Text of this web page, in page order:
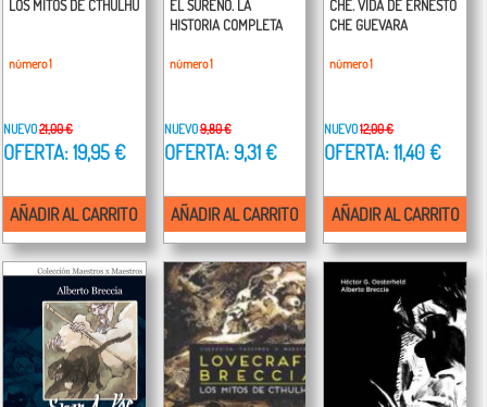
LOS MITOS DE CTHULHU
número 1
NUEVO21,00 €
OFERTA: 19,95 €
AÑADIR AL CARRITO
EL SUREÑO. LA
HISTORIA COMPLETA
número 1
NUEVO9,80 €
OFERTA: 9,31 €
AÑADIR AL CARRITO
CHE. VIDA DE ERNESTO
CHE GUEVARA
número 1
NUEVO12,00 €
OFERTA: 11,40 €
AÑADIR AL CARRITO